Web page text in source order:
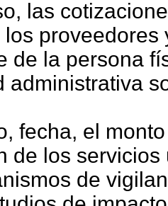
las
proveedores
de la persona
administrativa
fecha, el
de los servicios
de